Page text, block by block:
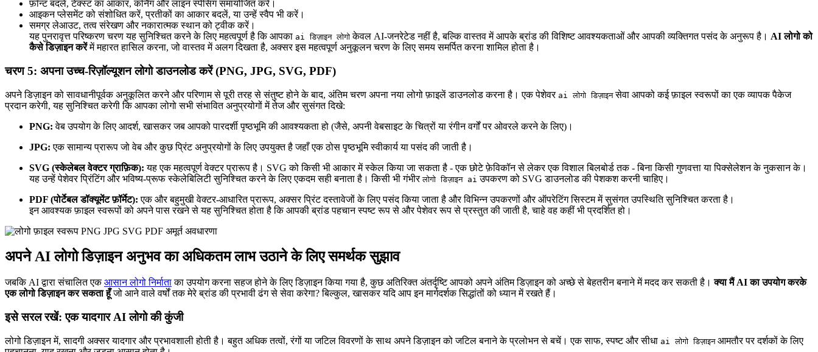
फ़ॉन्ट बदलें, टेक्स्ट का आकार, कर्निग और लाइन स्पेसिंग समायोजित करें।
आइकन प्लेसमेंट को संशोधित करें, प्रतीकों का आकार बदलें, या उन्हें स्वैप भी करें।
समग्र लेआउट, तत्व संरेखण और नकारात्मक स्थान को ट्वीक करें।
यह पुनरावृत्त परिष्करण चरण यह सुनिश्चित करने के लिए महत्वपूर्ण है कि आपका ai डिज़ाइन लोगो केवल AI-जनरेटेड नहीं है, बल्कि वास्तव में आपके ब्रांड की विशिष्ट आवश्यकताओं और आपकी व्यक्तिगत पसंद के अनुरूप है। AI लोगो को
कैसे डिज़ाइन करेंमें महारत हासिल करना, जो वास्तव में अलग दिखता है, अक्सर इस महत्वपूर्ण अनुकूलन चरण के लिए समय समर्पित करना शामिल होता है।
चरण 5: अपना उच्च-रिज़ॉल्यूशन लोगो डाउनलोड करें (PNG, JPG, SVG, PDF)
अपने डिज़ाइन को सावधानीपूर्वक अनुकूलित करने और परिणाम से पूरी तरह से संतुष्ट होने के बाद, अंतिम चरण अपना नया लोगो फ़ाइलें डाउनलोड करना है। एक पेशेवर ai लोगो डिज़ाइनसेवा आपको कई फ़ाइल स्वरूपों का एक व्यापक पैकेज
प्रदान करेगी, यह सुनिश्चित करेगी कि आपका लोगो सभी संभावित अनुप्रयोगों में तेज और सुसंगत दिखे:
PNG: वेब उपयोग के लिए आदर्श, खासकर जब आपको पारदर्शी पृष्ठभूमि की आवश्यकता हो (जैसे, अपनी वेबसाइट के चित्रों या रंगीन वर्गों पर ओवरले करने के लिए)।
JPG: एक सामान्य प्रारूप जो वेब और कुछ प्रिंट अनुप्रयोगों के लिए उपयुक्त है जहाँ एक ठोस पृष्ठभूमि स्वीकार्य या पसंद की जाती है।
SVG (स्केलेबल वेक्टर ग्राफ़िक): यह एक महत्वपूर्ण वेक्टर प्रारूप है। SVG को किसी भी आकार में स्केल किया जा सकता है - एक छोटे फ़ेविकॉन से लेकर एक विशाल बिलबोर्ड तक - बिना किसी गुणवत्ता या पिक्सेलेशन के नुकसान के।
यह उन्हें पेशेवर प्रिंटिंग और भविष्य-प्रूफ स्केलेबिलिटी सुनिश्चित करने के लिए एकदम सही बनाता है। किसी भी गंभीरलोगो डिज़ाइन ai उपकरण को SVG डाउनलोड की पेशकश करनी चाहिए।
PDF (पोर्टेबल डॉक्यूमेंट फ़ॉर्मेट): एक और बहुमुखी वेक्टर-आधारित प्रारूप, अक्सर प्रिंट दस्तावेजों के लिए पसंद किया जाता है और विभिन्न उपकरणों और ऑपरेटिंग सिस्टम में सुसंगत उपस्थिति सुनिश्चित करता है।
इन आवश्यक फ़ाइल स्वरूपों को अपने पास रखने से यह सुनिश्चित होता है कि आपकी ब्रांड पहचान स्पष्ट रूप से और पेशेवर रूप से प्रस्तुत की जाती है, चाहे वह कहीं भी प्रदर्शित हो।
अपने AI लोगो डिज़ाइन अनुभव का अधिकतम लाभ उठाने के लिए समर्थक सुझाव
जबकि AI द्वारा संचालित एकआसान लोगो निर्माताका उपयोग करना सहज होने के लिए डिज़ाइन किया गया है, कुछ अतिरिक्त अंतर्दृष्टि आपको अपने अंतिम डिज़ाइन को अच्छे से बेहतरीन बनाने में मदद कर सकती है।क्या मैं AI का उपयोग करके
एक लोगो डिज़ाइन कर सकता हूँजो आने वाले वर्षों तक मेरे ब्रांड की प्रभावी ढंग से सेवा करेगा? बिल्कुल, खासकर यदि आप इन मार्गदर्शक सिद्धांतों को ध्यान में रखते हैं।
इसे सरल रखें: एक यादगार AI लोगो की कुंजी
लोगो डिज़ाइन में, सादगी अक्सर यादगार और प्रभावशाली होती है। बहुत अधिक तत्वों, रंगों या जटिल विवरणों के साथ अपने डिज़ाइन को जटिल बनाने के प्रलोभन से बचें। एक साफ, स्पष्ट और सीधा ai लोगो डिज़ाइनआमतौर पर दर्शकों के लिए